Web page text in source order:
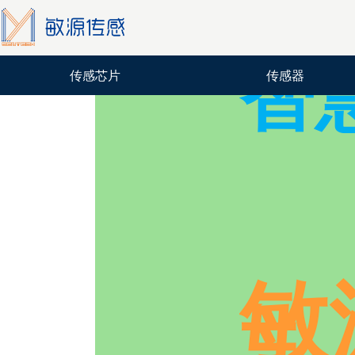
传感芯片 传感器
智